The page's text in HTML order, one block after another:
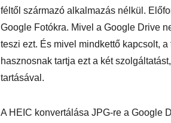
féltől származó alkalmazás nélkül.
Google Fotókra. Mivel a Google Drive
teszi ezt. És mivel mindkettő kapcsolt,
hasznosnak tartja ezt a két
tartásával.
A HEIC konvertálása JPG-re a Google